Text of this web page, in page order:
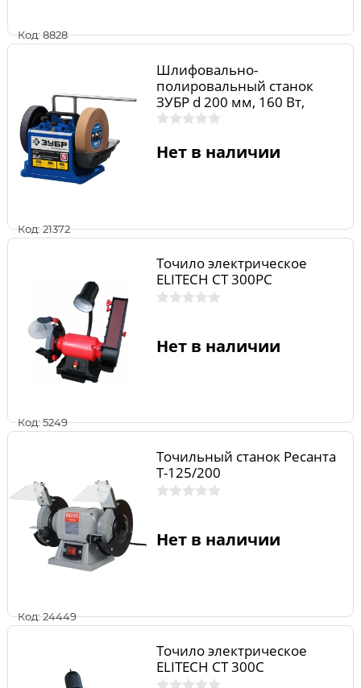
Код: 8828
Код: 21372
Шлифовально-
полировальный станок
ЗУБР d 200 мм, 160 Вт,
ППС-200
Нет в наличии
Код: 5249
Точило электрическое
ELITECH СТ 300РС
Нет в наличии
Код: 24449
Точильный станок Ресанта
Т-125/200
Нет в наличии
Точило электрическое
ELITECH СТ 300С